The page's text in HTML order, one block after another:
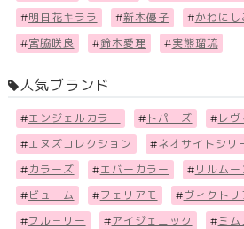
#明日花キララ #新木優子 #かわにし
#宮脇咲良 #鈴木愛理 #実熊瑠琉
人気ブランド
#エンジェルカラー # トパーズ # レヴ
#エヌズコレクション #ネオサイトシリ
# カラーズ #エバーカラー # リルムー
# ビューム #フェリアモ #ヴィクト
#フル－リー #アイジェニック #ミム